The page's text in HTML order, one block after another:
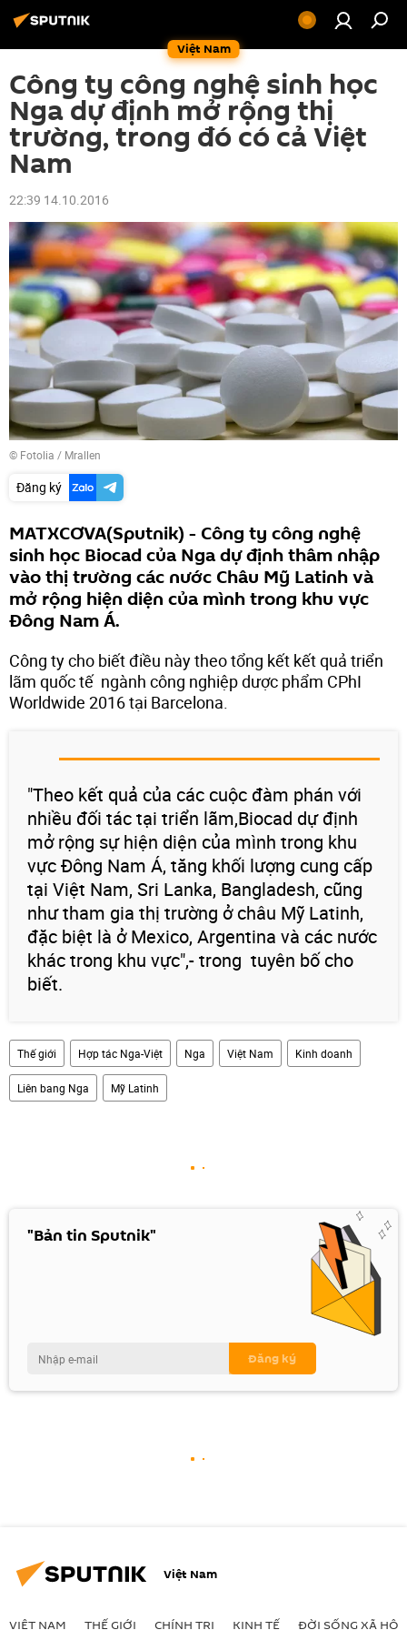
Việt Nam
Công ty công nghệ sinh học
Nga dự định mở rộng thị
trường, trong đó có cả Việt
Nam
22:39 14.10.2016
© Fotolia / Mrallen
Đăng ký
MATXCƠVA(Sputnik) - Công ty công nghệ
sinh học Biocad của Nga dự định thâm nhập
vào thị trường các nước Châu Mỹ Latinh và
mở rộng hiện diện của mình trong khu vực
Đông Nam Á.
Công ty cho biết điều này theo tổng kết kết quả triển
lãm quốc tế ngành công nghiệp dược phẩm CPhI
Worldwide 2016 tại Barcelona.
"Theo kết quả của các cuộc đàm phán với
nhiều đối tác tại triển lãm,Biocad dự định
mở rộng sự hiện diện của mình trong khu
vực Đông Nam Á, tăng khối lượng cung cấp
tại Việt Nam, Sri Lanka, Bangladesh, cũng
như tham gia thị trường ở châu Mỹ Latinh,
đặc biệt là ở Mexico, Argentina và các nước
khác trong khu vực",- trong tuyên bố cho
biết.
Thế giới Hợp tác Nga-Việt Nga Việt Nam Kinh doanh
Liên bang Nga Mỹ Latinh
"Bản tin Sputnik"
Việt Nam
VIỆT NAM THẾ GIỚI CHÍNH TRỊ KINH TẾ ĐỜI SỐNG XÃ HỘI